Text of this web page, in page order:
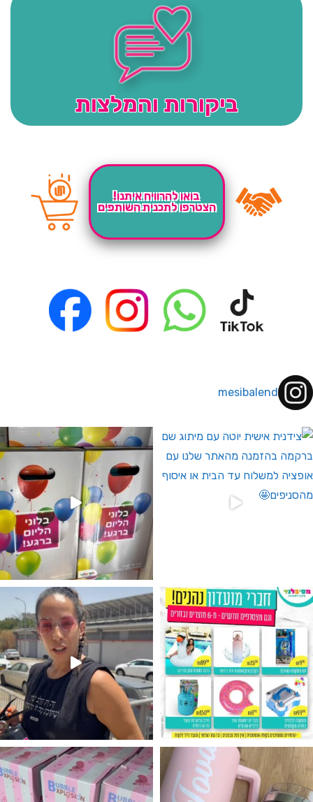
ביקורות והמלצות
בואו להרוויח איתנו!
הצטרפו לתכנית השותפים
mesibalend
לחברי מועדון ומצטרפים חדשים🤍
מין העובר רק במסיבלנד !! קיים
מטף לגילוי מין העובר חזר למלא